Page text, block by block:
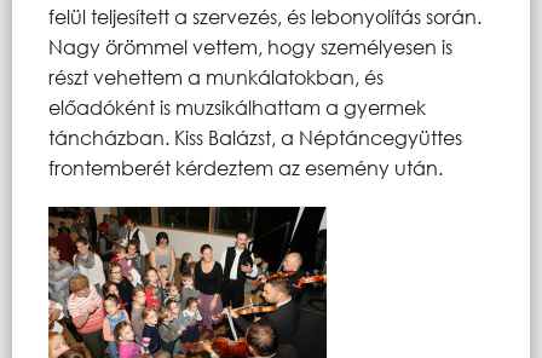
felül teljesített a szervezés, és lebonyolítás során.
Nagy örömmel vettem, hogy személyesen is
részt vehettem a munkálatokban, és
előadóként is muzsikálhattam a gyermek
táncházban. Kiss Balázst, a Néptáncegyüttes
frontemberét kérdeztem az esemény után.